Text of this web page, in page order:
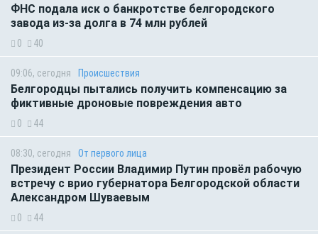
ФНС подала иск о банкротстве белгородского
завода из-за долга в 74 млн рублей
0 40
09:06, сегодня Происшествия
Белгородцы пытались получить компенсацию за
фиктивные дроновые повреждения авто
0 44
08:30, сегодня От первого лица
Президент России Владимир Путин провёл рабочую
встречу с врио губернатора Белгородской области
Александром Шуваевым
0 44